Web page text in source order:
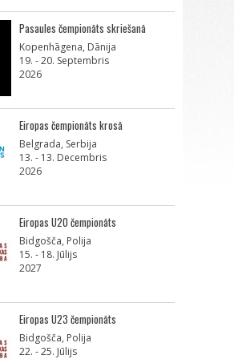
Pasaules čempionāts skriešanā
Kopenhāgena, Dānija
19. - 20. Septembris
2026
Eiropas čempionāts krosā
Belgrada, Serbija
13. - 13. Decembris
2026
Eiropas U20 čempionāts
Bidgošča, Polija
15. - 18. Jūlijs
2027
Eiropas U23 čempionāts
Bidgošča, Polija
22. - 25. Jūlijs